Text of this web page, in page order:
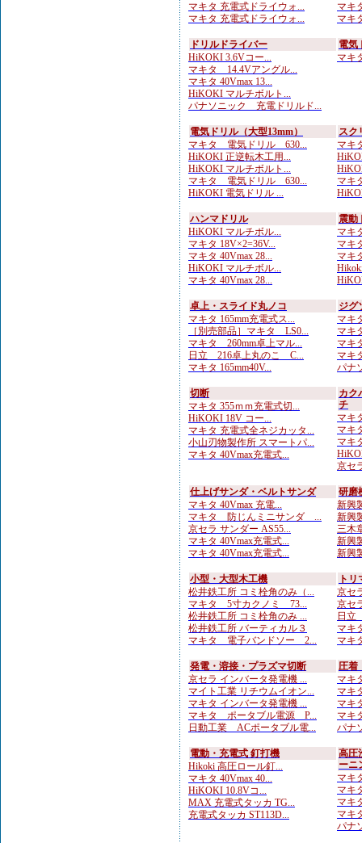
マキタ 充電式ドライウォ...
マキタ 充電式ドライウォ...
マキ
マキ
ドリルドライバー
HiKOKI 3.6Vコー...
マキタ 14.4Vアングル...
マキタ 40Vmax 13...
HiKOKI マルチボルト...
パナソニック 充電ドリルド...
電気
マキ
電気ドリル（大型13mm）
マキタ 電気ドリル 630...
HiKOKI 正逆転木工用...
HiKOKI マルチボルト...
マキタ 電気ドリル 630...
HiKOKI 電気ドリル ...
スク
マキ
マキ
ハンマドリル
HiKOKI マルチボル...
マキタ 18V×2=36V...
マキタ 40Vmax 28...
HiKOKI マルチボル...
マキタ 40Vmax 28...
震動
マキ
マキ
マキ
卓上・スライド丸ノコ
マキタ 165mm充電式ス...
［別売部品］マキタ LS0...
マキタ 260mm卓上マル...
日立 216卓上丸のこ C...
マキタ 165mm40V...
ジグ
マキ
マキ
マキ
マキ
パナ
切断
マキタ 355ｍｍ充電式切...
HiKOKI 18V コー...
マキタ 充電式全ネジカッタ...
小山刃物製作所 スマートパ...
マキタ 40Vmax充電式...
カク
チ
マキ
マキ
マキ
京セ
仕上げサンダ・ベルトサンダ
マキタ 40Vmax 充電...
マキタ 防じんミニサンダ ...
京セラ サンダー AS55...
マキタ 40Vmax充電式...
マキタ 40Vmax充電式...
研磨
新興
新興
三木
新興
新興
小型・大型木工機
松井鉄工所 コミ栓角のみ（...
マキタ 5寸カクノミ 73...
松井鉄工所 コミ栓角のみ ...
松井鉄工所 バーティカル３
マキタ 電子バンドソー 2...
ト
京セ
京セ
日
マキ
マキ
発電・溶接・プラズマ切断
京セラ インバータ発電機 ...
マイト工業 リチウムイオン...
マキタ インバータ発電機 ...
マキタ ポータブル電源 P...
日動工業 ACポータブル電...
圧着
マキ
マキ
マキ
マキ
パナ
電動・充電式 釘打機
Hikoki 高圧ロール釘...
マキタ 40Vmax 40...
HiKOKI 10.8Vコ...
MAX 充電式タッカ TG...
充電式タッカ ST113D...
高圧
ーニ
マキ
マキ
マキ
マキ
パナ